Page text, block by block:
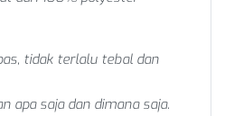
tidak terlalu tebal dan
apa saja dan dimana saja.